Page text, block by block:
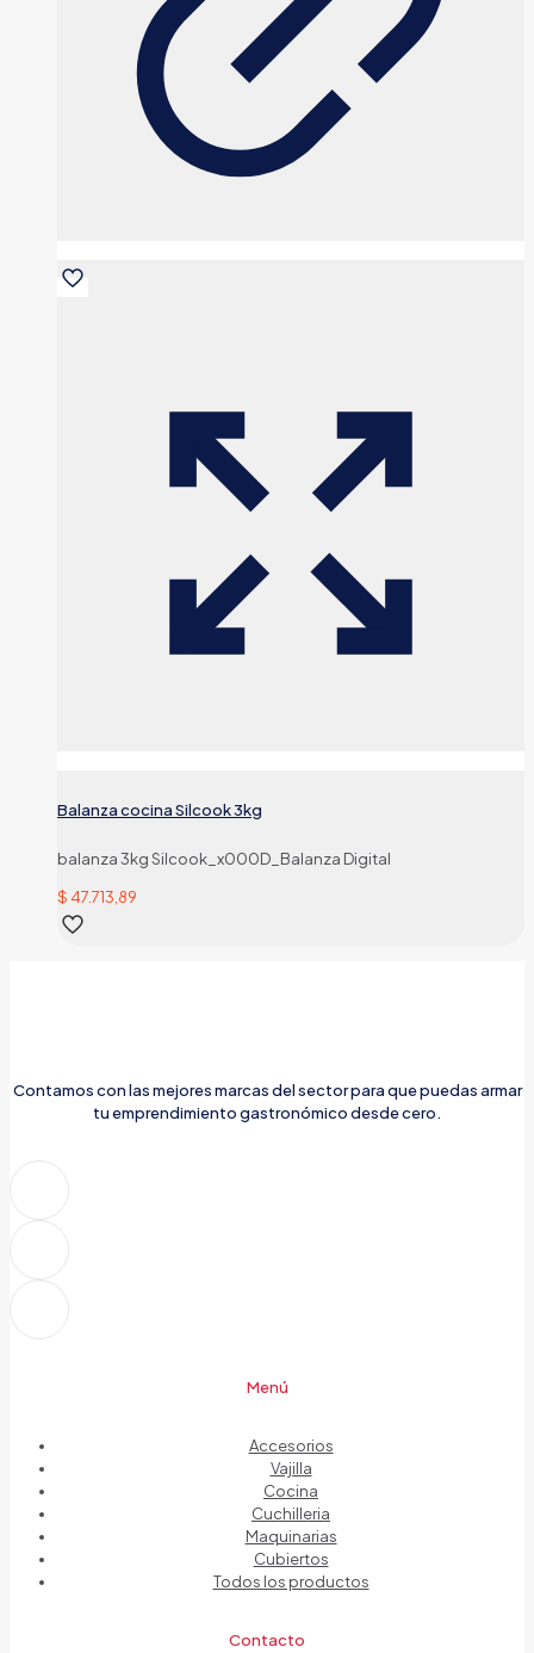
Balanza cocina Silcook 3kg
balanza 3kg Silcook_x000D_Balanza Digital
$ 47.713,89
Contamos con las mejores marcas del sector para que puedas armar
tu emprendimiento gastronómico desde cero.
Menú
Accesorios
Vajilla
Cocina
Cuchilleria
Maquinarias
Cubiertos
Todos los productos
Contacto